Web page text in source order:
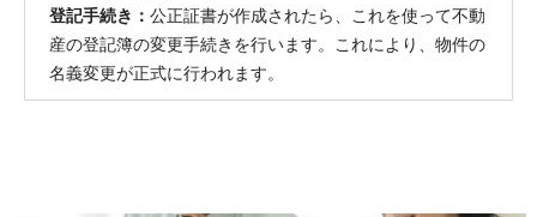
登記手続き： 公正証書が作成されたら、これを使って不動
産の登記簿の変更手続きを行います。これにより、物件の
名義変更が正式に行われます。